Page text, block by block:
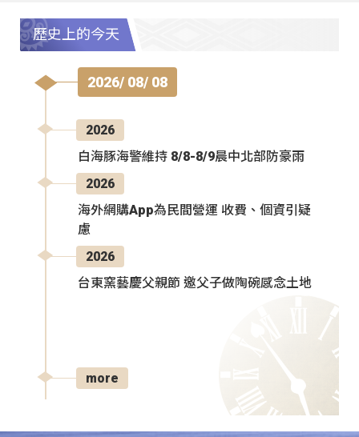
歷史上的今天
2026/ 08/ 08
2026
白海豚海警維持 8/8-8/9晨中北部防豪雨
2026
海外網購App為民間營運 收費、個資引疑
慮
2026
台東窯藝慶父親節 邀父子做陶碗感念土地
more